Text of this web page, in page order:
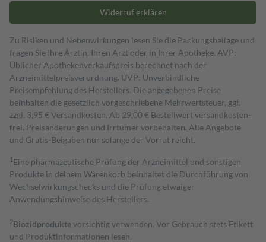
Widerruf erklären
Zu Risiken und Nebenwirkungen lesen Sie die Packungsbeilage und
fragen Sie Ihre Ärztin, Ihren Arzt oder in Ihrer Apotheke. AVP:
Üblicher Apothekenverkaufspreis berechnet nach der
Arzneimittelpreisverordnung. UVP: Unverbindliche
Preisempfehlung des Herstellers. Die angegebenen Preise
beinhalten die gesetzlich vorgeschriebene Mehrwertsteuer, ggf.
zzgl. 3,95 € Versandkosten. Ab 29,00 € Bestell­wert versand­kosten­
frei. Preisänderungen und Irrtümer vorbehalten. Alle Angebote
und Gratis-Beigaben nur solange der Vorrat reicht.
1 Eine pharmazeutische Prüfung der Arzneimittel und sonstigen
Produkte in deinem Warenkorb beinhaltet die Durchführung von
Wechselwirkungschecks und die Prüfung etwaiger
Anwendungshinweise des Herstellers.
2Biozidproduktevorsichtig verwenden. Vor Gebrauch stets Etikett
und Produktinformationen lesen.